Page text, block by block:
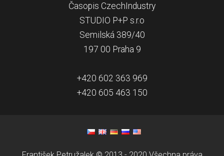
Časopis CzechIndustry
STUDIO P+P s.r.o
Semilská 389/40
197 00 Praha 9
+420 602 363 969
+420 605 463 150